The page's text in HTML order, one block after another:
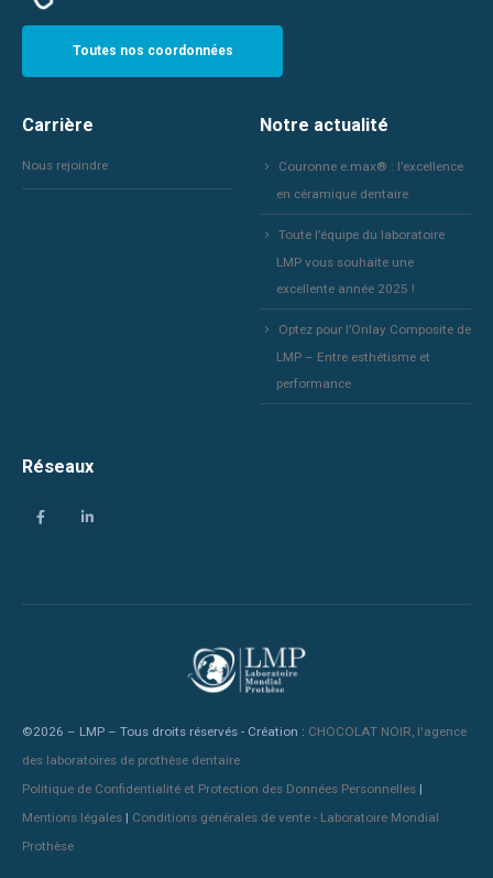
Toutes nos coordonnées
Carrière
Nous rejoindre
Notre actualité
Couronne e.max® : l’excellence
en céramique dentaire
Toute l’équipe du laboratoire
LMP vous souhaite une
excellente année 2025 !
Optez pour l’Onlay Composite de
LMP – Entre esthétisme et
performance
Réseaux
©2026 – LMP – Tous droits réservés - Création : CHOCOLAT NOIR, l'agence
des laboratoires de prothèse dentaire
Politique de Confidentialité et Protection des Données Personnelles |
Mentions légales | Conditions générales de vente - Laboratoire Mondial
Prothèse